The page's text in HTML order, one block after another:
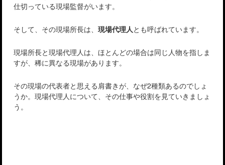
仕切っている現場監督がいます。
そして、その現場所長は、現場代理人とも呼ばれています。
現場所長と現場代理人は、ほとんどの場合は同じ人物を指しま
すが、稀に異なる現場があります。
その現場の代表者と思える肩書きが、なぜ2種類あるのでしょ
うか。現場代理人について、その仕事や役割を見ていきましょ
う。